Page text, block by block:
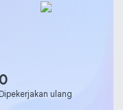
0
Dipekerjakan ulang